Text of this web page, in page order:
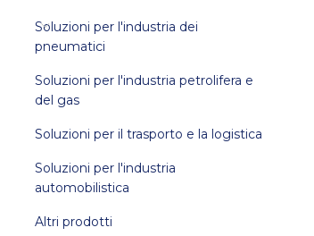
Soluzioni per l'industria dei
pneumatici
Soluzioni per l'industria petrolifera e
del gas
Soluzioni per il trasporto e la logistica
Soluzioni per l'industria
automobilistica
Altri prodotti